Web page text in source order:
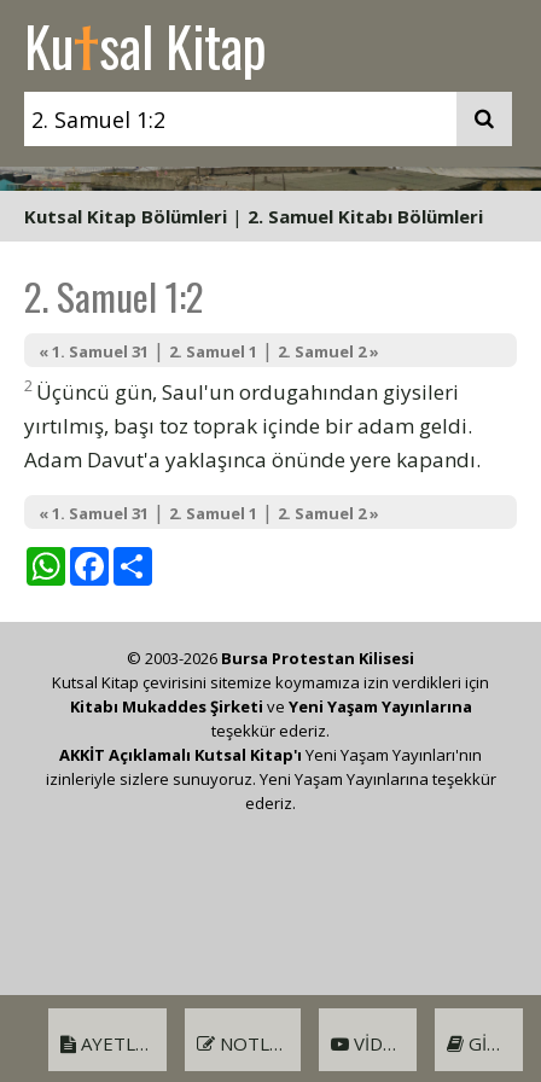
Kutsal Kitap
Kutsal Kitap Bölümleri | 2. Samuel Kitabı Bölümleri
2. Samuel 1:2
« 1. Samuel 31 | 2. Samuel 1 | 2. Samuel 2 »
2 Üçüncü gün, Saul'un ordugahından giysileri
yırtılmış, başı toz toprak içinde bir adam geldi.
Adam Davut'a yaklaşınca önünde yere kapandı.
« 1. Samuel 31 | 2. Samuel 1 | 2. Samuel 2 »
WhatsAppFacebook
AYETLER NOTLAR VIDEO GIRIŞ
© 2003-2026 Bursa Protestan Kilisesi
Kutsal Kitap çevirisini sitemize koymamıza izin verdikleri için
Kitabı Mukaddes Şirketi ve Yeni Yaşam Yayınlarına
teşekkür ederiz.
AKKİT Açıklamalı Kutsal Kitap'ı Yeni Yaşam Yayınları'nın
izinleriyle sizlere sunuyoruz. Yeni Yaşam Yayınlarına teşekkür
ederiz.